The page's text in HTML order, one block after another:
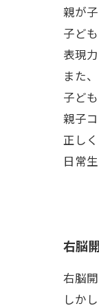
親が
子ど
表現
また
子ど
親子
正し
日常
右脳
右脳
しか